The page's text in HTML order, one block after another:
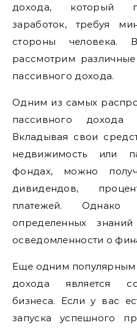
дохода, который
заработок, требуя
стороны
рассмотрим
пассивного дохода.
Одним из самых
пассивного дохода
Вкладывая свои
недвижимость или
фондах, можно
дивидендов,
платежей. Однако
определенных
осведомленности о
Еще одним популярным
дохода является
бизнеса. Если у вас
запуска успешного